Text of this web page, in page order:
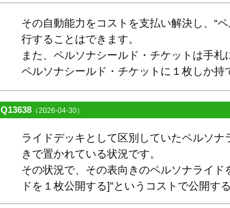
その自動能力をコストを支払い解決し、“
行することはできます。
また、ペルソナシールド・チケットは手札
ペルソナシールド・チケットに１枚しか持
Q13638 （2026-04-30）
ライドデッキとして区別していたペルソ
きで置かれている状況です。
その状況で、その表向きのペルソナライ
ドを１枚公開する]”というコストで公開す